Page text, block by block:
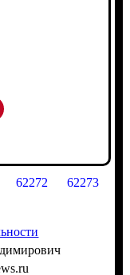
62272
62273